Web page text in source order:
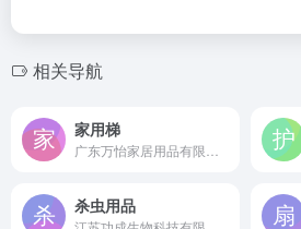
相关导航
家用梯
杀虫用品